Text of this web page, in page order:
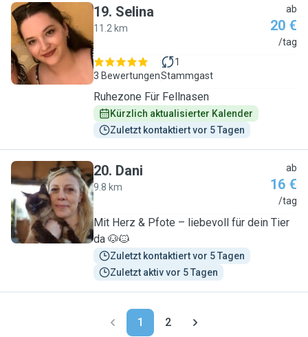
S
19. Selina
11.2 km
ab
20 €
/tag
3 Bewertungen
1
Stammgast
Ruhezone Für Fellnasen
Kürzlich aktualisierter Kalender
Zuletzt kontaktiert vor 5 Tagen
D
20. Dani
9.8 km
ab
16 €
/tag
Mit Herz & Pfote – liebevoll für dein Tier
da 🐶🐱
Zuletzt kontaktiert vor 5 Tagen
Zuletzt aktiv vor 5 Tagen
1 2